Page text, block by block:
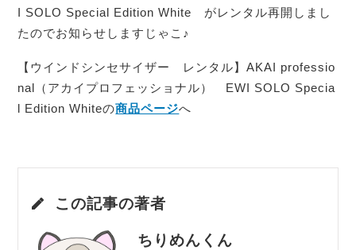
I SOLO Special Edition White がレンタル再開しまし
たのでお知らせしますじゃこ♪
【ウインドシンセサイザー レンタル】AKAI professio
nal（アカイプロフェッショナル） EWI SOLO Specia
l Edition Whiteの商品ページへ
この記事の著者
ちりめんくん